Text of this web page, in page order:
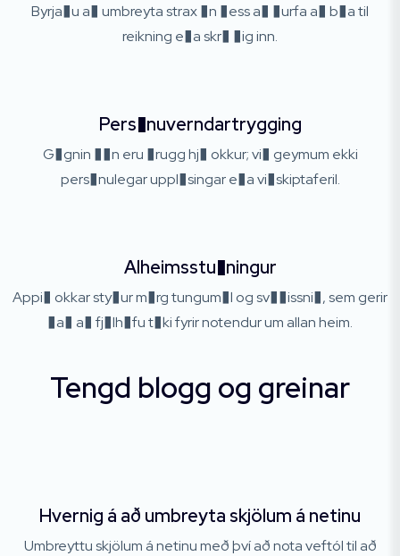
Byrja�u a� umbreyta strax �n �ess a� �urfa a� b�a til
reikning e�a skr� �ig inn.
Pers�nuverndartrygging
G�gnin ��n eru �rugg hj� okkur; vi� geymum ekki
pers�nulegar uppl�singar e�a vi�skiptaferil.
Alheimsstu�ningur
Appi� okkar sty�ur m�rg tungum�l og sv��issni�, sem gerir
�a� a� fj�lh�fu t�ki fyrir notendur um allan heim.
Tengd blogg og greinar
Hvernig á að umbreyta skjölum á netinu
Umbreyttu skjölum á netinu með því að nota veftól til að